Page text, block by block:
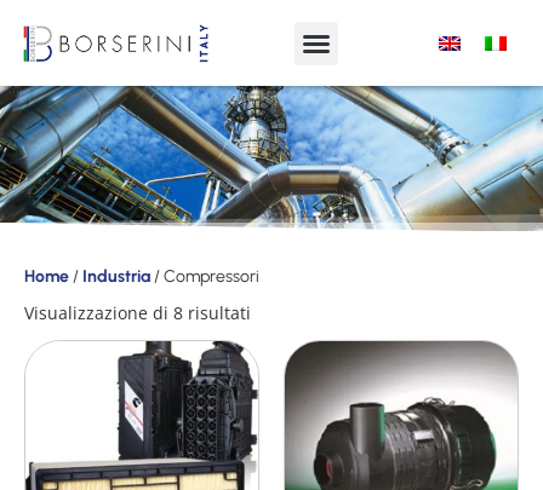
Gamma
Prodotti
Home / Industria / Compressori
Visualizzazione di 8 risultati